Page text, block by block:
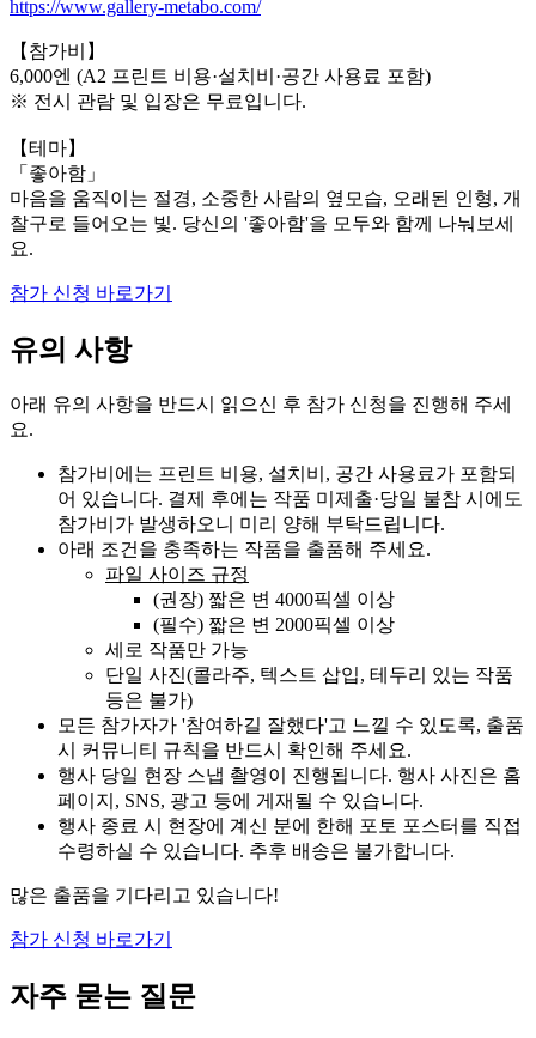
https://www.gallery-metabo.com/
【참가비】
6,000엔 (A2 프린트 비용·설치비·공간 사용료 포함)
※ 전시 관람 및 입장은 무료입니다.
【테마】
「좋아함」
마음을 움직이는 절경, 소중한 사람의 옆모습, 오래된 인형, 개
찰구로 들어오는 빛. 당신의 '좋아함'을 모두와 함께 나눠보세
요.
참가 신청 바로가기
유의 사항
아래 유의 사항을 반드시 읽으신 후 참가 신청을 진행해 주세
요.
참가비에는 프린트 비용, 설치비, 공간 사용료가 포함되
어 있습니다. 결제 후에는 작품 미제출·당일 불참 시에도
참가비가 발생하오니 미리 양해 부탁드립니다.
아래 조건을 충족하는 작품을 출품해 주세요.
파일 사이즈 규정
(권장) 짧은 변 4000픽셀 이상
(필수) 짧은 변 2000픽셀 이상
세로 작품만 가능
단일 사진(콜라주, 텍스트 삽입, 테두리 있는 작품
등은 불가)
모든 참가자가 '참여하길 잘했다'고 느낄 수 있도록, 출품
시 커뮤니티 규칙을 반드시 확인해 주세요.
행사 당일 현장 스냅 촬영이 진행됩니다. 행사 사진은 홈
페이지, SNS, 광고 등에 게재될 수 있습니다.
행사 종료 시 현장에 계신 분에 한해 포토 포스터를 직접
수령하실 수 있습니다. 추후 배송은 불가합니다.
많은 출품을 기다리고 있습니다!
참가 신청 바로가기
자주 묻는 질문